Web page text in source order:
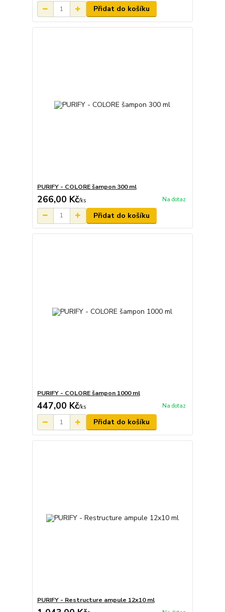
Přidat do košíku
PURIFY - COLORE šampon 300 ml
266,00 Kč/ks Na dotaz
Přidat do košíku
PURIFY - COLORE šampon 1000 ml
447,00 Kč/ks Na dotaz
Přidat do košíku
PURIFY - Restructure ampule 12x10 ml